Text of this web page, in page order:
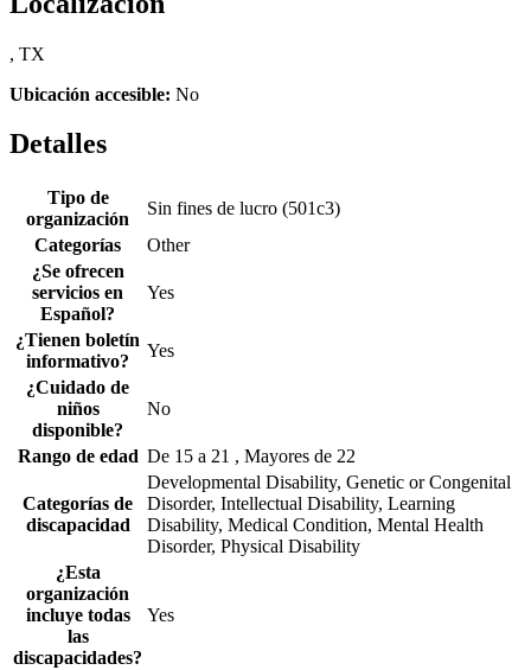
, TX
Ubicación accesible: No
Detalles
Tipo de
organización
Sin fines de lucro (501c3)
Categorías
Other
¿Se ofrecen
servicios en
Español?
Yes
¿Tienen boletín
informativo?
Yes
¿Cuidado de
niños
disponible?
No
Rango de edad De 15 a 21 , Mayores de 22
Categorías de
discapacidad
Developmental Disability, Genetic or Congenital
Disorder, Intellectual Disability, Learning
Disability, Medical Condition, Mental Health
Disorder, Physical Disability
¿Esta
organización
incluye todas
las
discapacidades?
Yes